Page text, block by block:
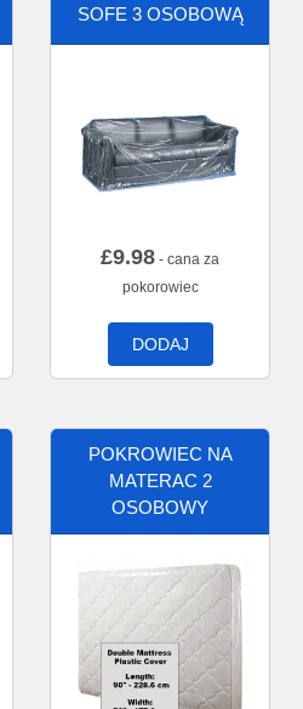
SOFE 3 OSOBOWĄ
£9.98 - cana za
pokorowiec
DODAJ
POKROWIEC NA
MATERAC 2
OSOBOWY